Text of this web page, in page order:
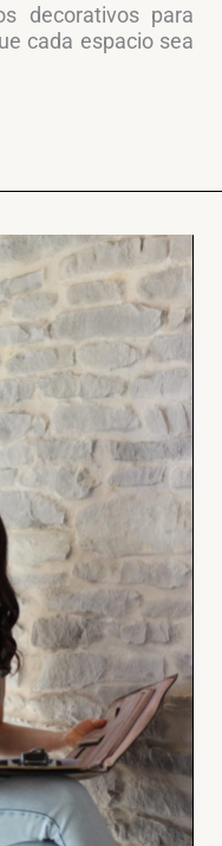
decorativos para
cada espacio sea